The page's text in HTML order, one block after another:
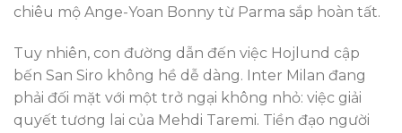
chiêu mộ Ange-Yoan Bonny từ Parma sắp hoàn tất.
Tuy nhiên, con đường dẫn đến việc Hojlund cập
bến San Siro không hề dễ dàng. Inter Milan đang
phải đối mặt với một trở ngại không nhỏ: việc giải
quyết tương lai của Mehdi Taremi. Tiền đạo người